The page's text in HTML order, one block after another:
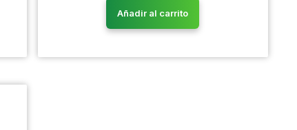
Añadir al carrito